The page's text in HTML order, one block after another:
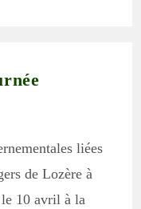
liées
de Lozère à
10 avril à la